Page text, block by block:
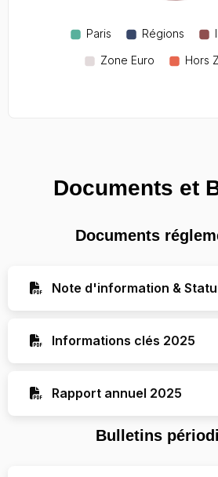
Documents et
Documents
Note d'information &
Informations clés 2025
Rapport annuel 2025
Bulletins